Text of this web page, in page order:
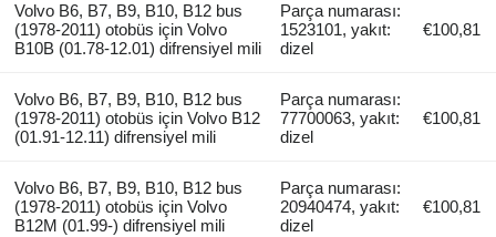
Volvo B6, B7, B9, B10, B12 bus
(1978-2011) otobüs için Volvo
B10B (01.78-12.01) difrensiyel mili
Parça numarası:
1523101, yakıt:
dizel
€100,81
Volvo B6, B7, B9, B10, B12 bus
(1978-2011) otobüs için Volvo B12
(01.91-12.11) difrensiyel mili
Parça numarası:
77700063, yakıt:
dizel
€100,81
Volvo B6, B7, B9, B10, B12 bus
(1978-2011) otobüs için Volvo
B12M (01.99-) difrensiyel mili
Parça numarası:
20940474, yakıt:
dizel
€100,81